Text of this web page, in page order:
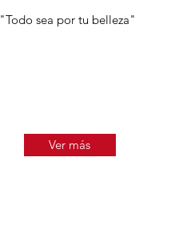
"Todo sea por tu belleza"
Ver más